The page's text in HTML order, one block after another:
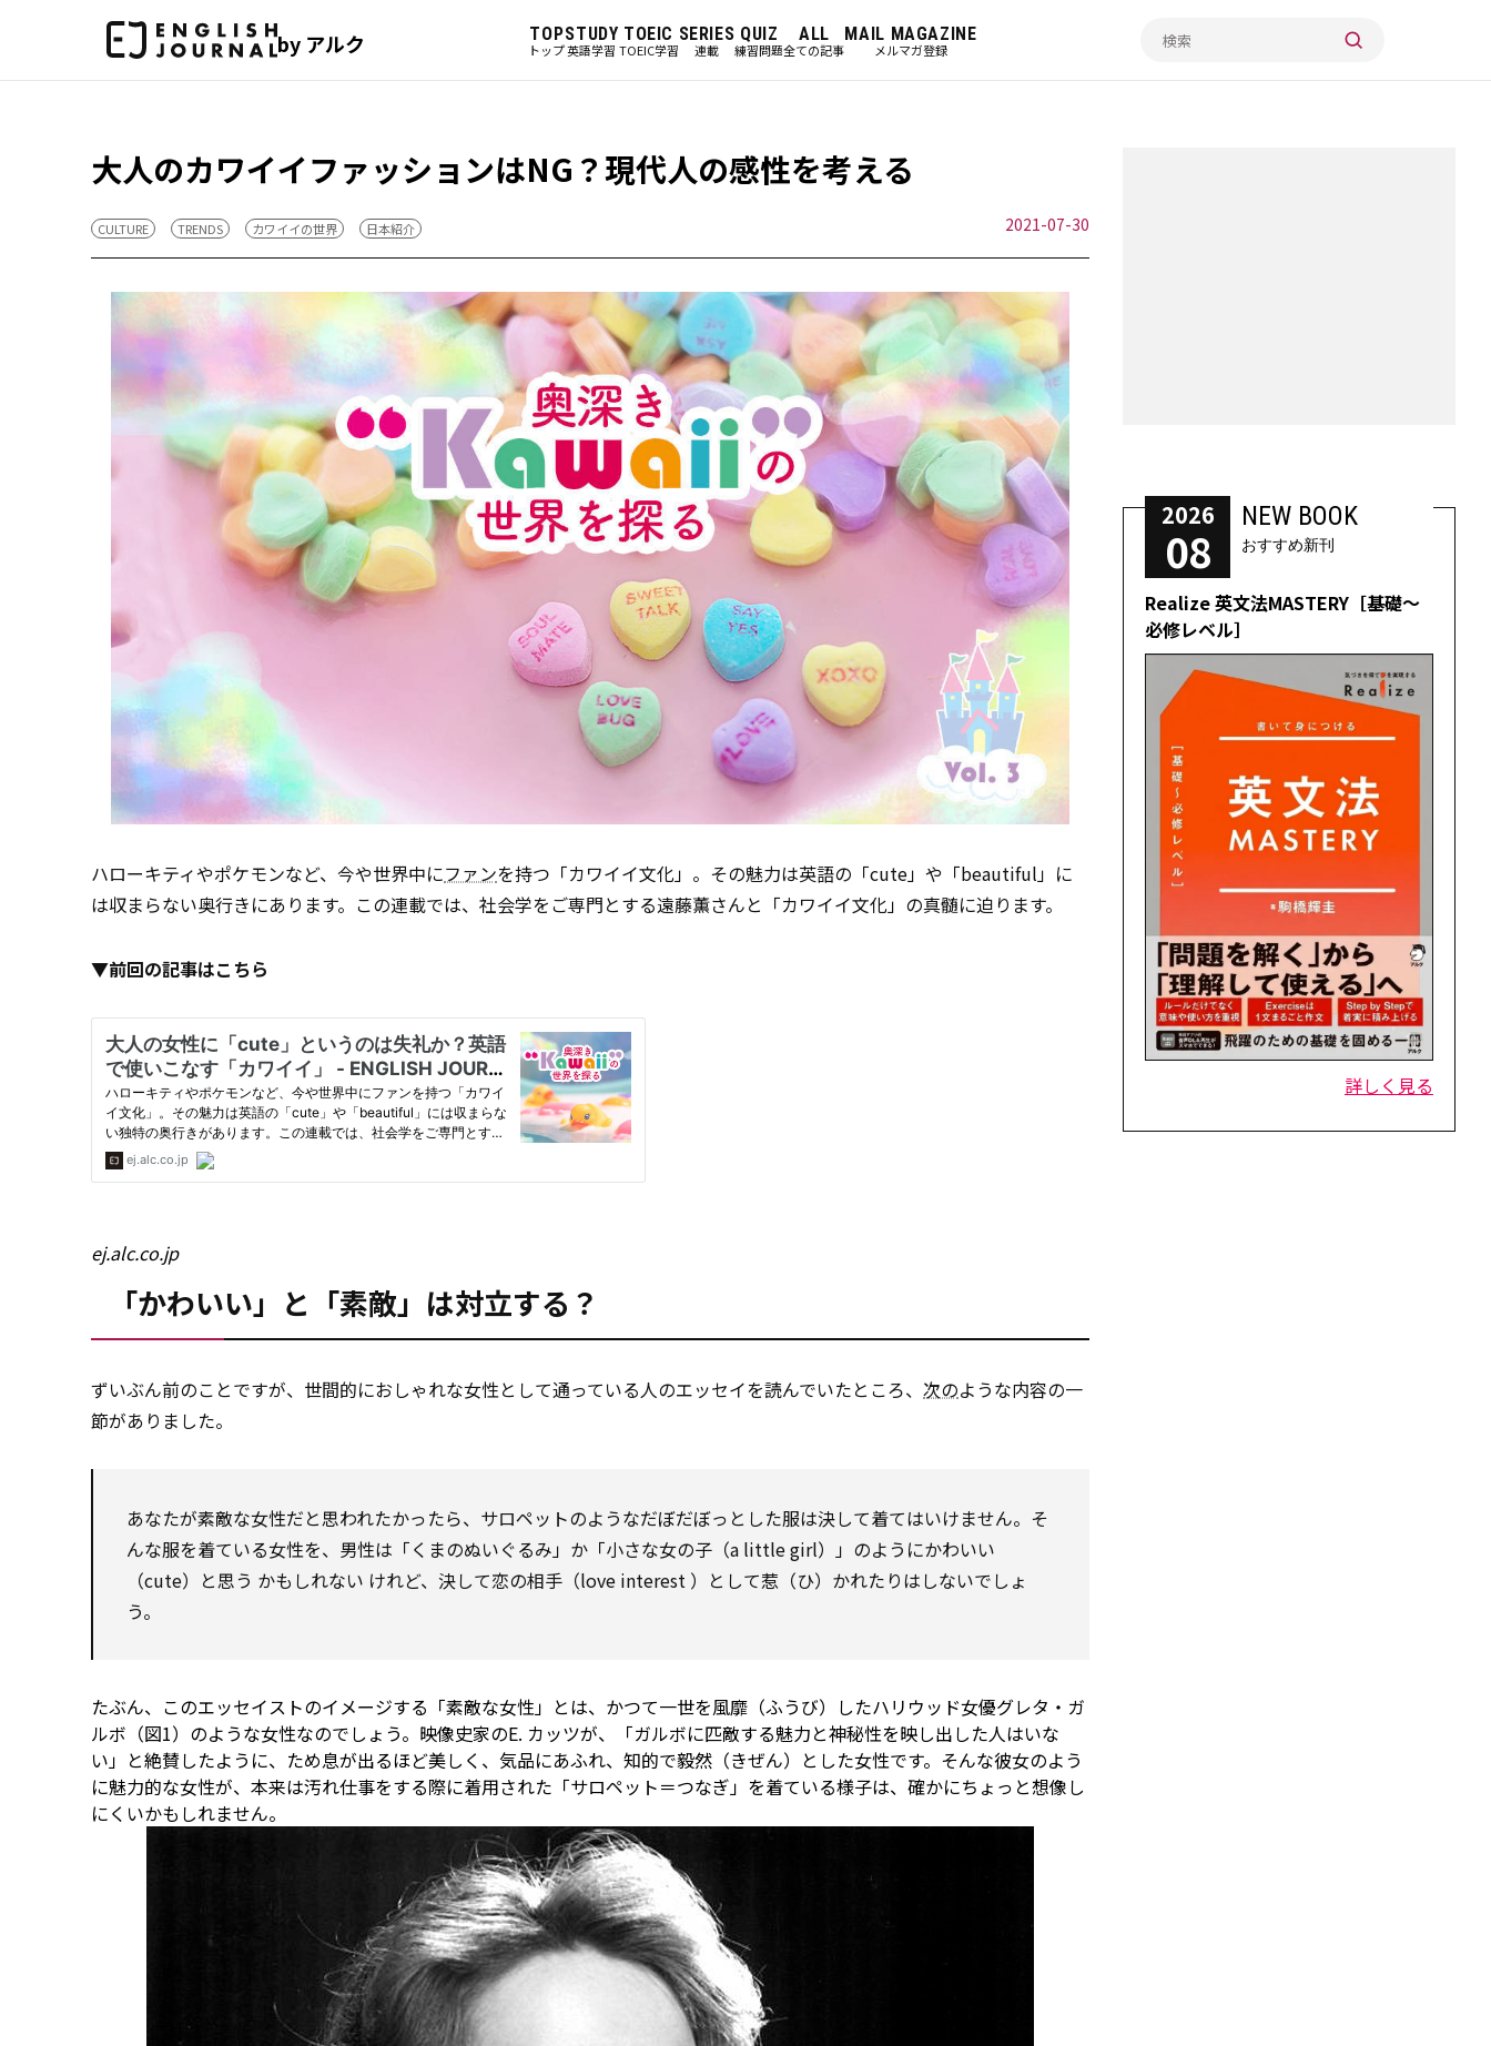
by アルク TOP
トップ
STUDY
英語学習
TOEIC
TOEIC学習
SERIES
連載
QUIZ
練習問題
ALL
全ての記事
MAIL MAGAZINE
メルマガ登録
大人のカワイイファッションはNG？現代人の感性を考える
CULTURE TRENDS カワイイの世界 日本紹介 2021-07-30
ハローキティやポケモンなど、今や世界中にファンを持つ「カワイイ文化」。その魅力は英語の「cute」や「beautiful」に
は収まらない奥行きにあります。この連載では、社会学をご専門とする遠藤薫さんと「カワイイ文化」の真髄に迫ります。
▼前回の記事はこちら
ej.alc.co.jp
「かわいい」と「素敵」は対立する？
ずいぶん前のことですが、世間的におしゃれな女性として通っている人のエッセイを読んでいたところ、 次のような内容の一
節がありました。
あなたが素敵な女性だと思われたかったら、サロペットのようなだぼだぼっとした服は決して着てはいけません。そ
んな服を着ている女性を、男性は「くまのぬいぐるみ」か「小さな女の子（a little girl）」のようにかわいい
（cute）と思う かもしれない けれど、決して恋の相手（love interest ）として惹（ひ）かれたりはしないでしょ
う。
たぶん、このエッセイストのイメージする「素敵な女性」とは、かつて一世を風靡（ふうび）したハリウッド女優グレタ・ガ
ルボ（図1）のような女性なのでしょう。映像史家のE. カッツが、「ガルボに匹敵する魅力と神秘性を映し出した人はいな
い」と絶賛したように、ため息が出るほど美しく、気品にあふれ、知的で毅然（きぜん）とした女性です。そんな彼女のよう
に魅力的な女性が、本来は汚れ仕事をする際に着用された「サロペット＝つなぎ」を着ている様子は、確かにちょっと想像し
にくいかもしれません。
2026
08
NEW BOOK
おすすめ新刊
Realize 英文法MASTERY［基礎～
必修レベル］
詳しく見る